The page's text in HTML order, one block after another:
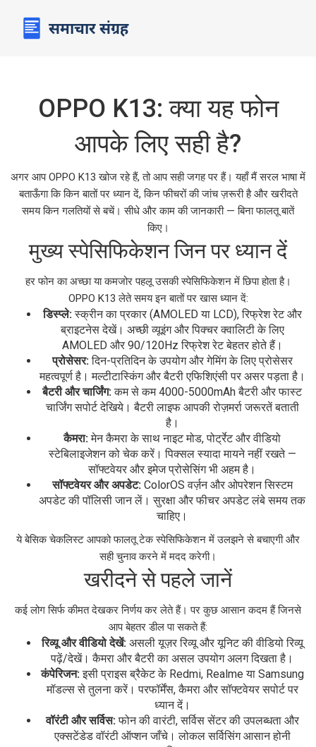
OPPO K13: क्या यह फोन
आपके लिए सही है?
अगर आप OPPO K13 खोज रहे हैं, तो आप सही जगह पर हैं। यहाँ मैं सरल भाषा में
बताऊँगा कि किन बातों पर ध्यान दें, किन फीचरों की जांच ज़रूरी है और खरीदते
समय किन गलतियों से बचें। सीधे और काम की जानकारी — बिना फालतू बातें
किए।
मुख्य स्पेसिफिकेशन जिन पर ध्यान दें
हर फोन का अच्छा या कमजोर पहलू उसकी स्पेसिफिकेशन में छिपा होता है।
OPPO K13 लेते समय इन बातों पर खास ध्यान दें:
डिस्प्ले: स्क्रीन का प्रकार (AMOLED या LCD), रिफ्रेश रेट और
ब्राइटनेस देखें। अच्छी व्यूइंग और पिक्चर क्वालिटी के लिए
AMOLED और 90/120Hz रिफ्रेश रेट बेहतर होते हैं।
प्रोसेसर: दिन-प्रतिदिन के उपयोग और गेमिंग के लिए प्रोसेसर
महत्वपूर्ण है। मल्टीटास्किंग और बैटरी एफिशिएंसी पर असर पड़ता है।
बैटरी और चार्जिंग: कम से कम 4000-5000mAh बैटरी और फास्ट
चार्जिंग सपोर्ट देखिये। बैटरी लाइफ आपकी रोज़मर्रा जरूरतें बताती
है।
कैमरा: मेन कैमरा के साथ नाइट मोड, पोर्ट्रेट और वीडियो
स्टेबिलाइजेशन को चेक करें। पिक्सल स्यादा मायने नहीं रखते —
सॉफ्टवेयर और इमेज प्रोसेसिंग भी अहम है।
सॉफ्टवेयर और अपडेट: ColorOS वर्ज़न और ओपरेशन सिस्टम
अपडेट की पॉलिसी जान लें। सुरक्षा और फीचर अपडेट लंबे समय तक
चाहिए।
ये बेसिक चेकलिस्ट आपको फालतू टेक स्पेसिफिकेशन में उलझने से बचाएगी और
सही चुनाव करने में मदद करेगी।
खरीदने से पहले जानें
कई लोग सिर्फ कीमत देखकर निर्णय कर लेते हैं। पर कुछ आसान कदम हैं जिनसे
आप बेहतर डील पा सकते हैं:
रिव्यू और वीडियो देखें: असली यूज़र रिव्यू और यूनिट की वीडियो रिव्यू
पढ़ें/देखें। कैमरा और बैटरी का असल उपयोग अलग दिखता है।
कंपेरिजन: इसी प्राइस ब्रैकेट के Redmi, Realme या Samsung
मॉडल्स से तुलना करें। परफॉर्मेंस, कैमरा और सॉफ्टवेयर सपोर्ट पर
ध्यान दें।
वॉरंटी और सर्विस: फोन की वारंटी, सर्विस सेंटर की उपलब्धता और
एक्सटेंडेड वॉरंटी ऑप्शन जाँचे। लोकल सर्विसिंग आसान होनी